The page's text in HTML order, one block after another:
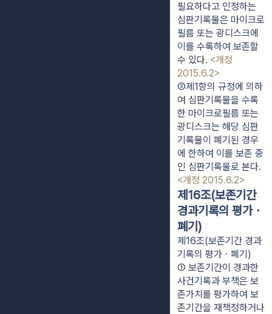
필요하다고 인정하는
심판기록물은 마이크로
필름 또는 광디스크에
이를 수록하여 보존할
수 있다. <개정
2015.6.2>
②제1항의 규정에 의하
여 심판기록물을 수록
한 마이크로필름 또는
광디스크는 해당 심판
기록물이 폐기된 경우
에 한하여 이를 보존 중
<개정 2015.6.2>
제16조(보존기간
경과기록의 평가ㆍ
폐기)
제16조(보존기간 경과
기록의 평가ㆍ폐기)
① 보존기간이 경과한
사건기록과 부책은 보
존가치를 평가하여 보
존기간을 재책정하거나